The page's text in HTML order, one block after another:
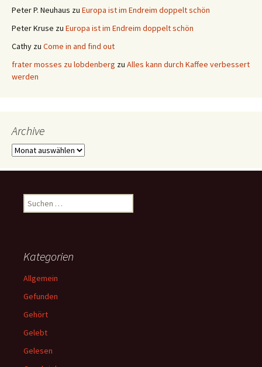
Peter P. Neuhaus zu Europa ist im Endreim doppelt schön
Peter Kruse zu Europa ist im Endreim doppelt schön
Cathy zu Come in and find out
frater mosses zu lobdenberg zu Alles kann durch Kaffee verbessert
werden
Archive
Archive
Suchen
nach:
Kategorien
Allgemein
Gefunden
Gehört
Gelebt
Gelesen